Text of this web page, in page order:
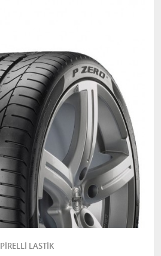
PİRELLİ LASTİK